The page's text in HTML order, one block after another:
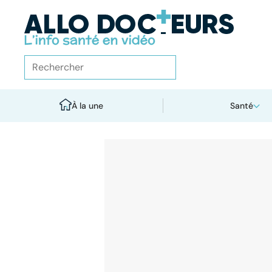
À la une Santé